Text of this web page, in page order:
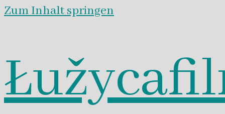
Zum Inhalt springen